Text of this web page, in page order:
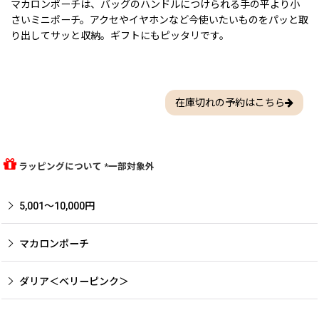
マカロンポーチは、バッグのハンドルにつけられる手の平より小
さいミニポーチ。アクセやイヤホンなど今使いたいものをパッと取
り出してサッと収納。ギフトにもピッタリです。
在庫切れの予約はこちら
ラッピングについて *一部対象外
5,001〜10,000円
マカロンポーチ
ダリア＜ベリーピンク＞